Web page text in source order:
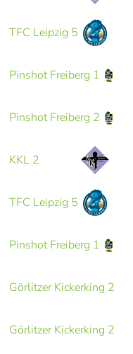
TFC Leipzig 5
Pinshot Freiberg 1
Pinshot Freiberg 2
KKL 2
TFC Leipzig 5
Pinshot Freiberg 1
Görlitzer Kickerking 2
Görlitzer Kickerking 2